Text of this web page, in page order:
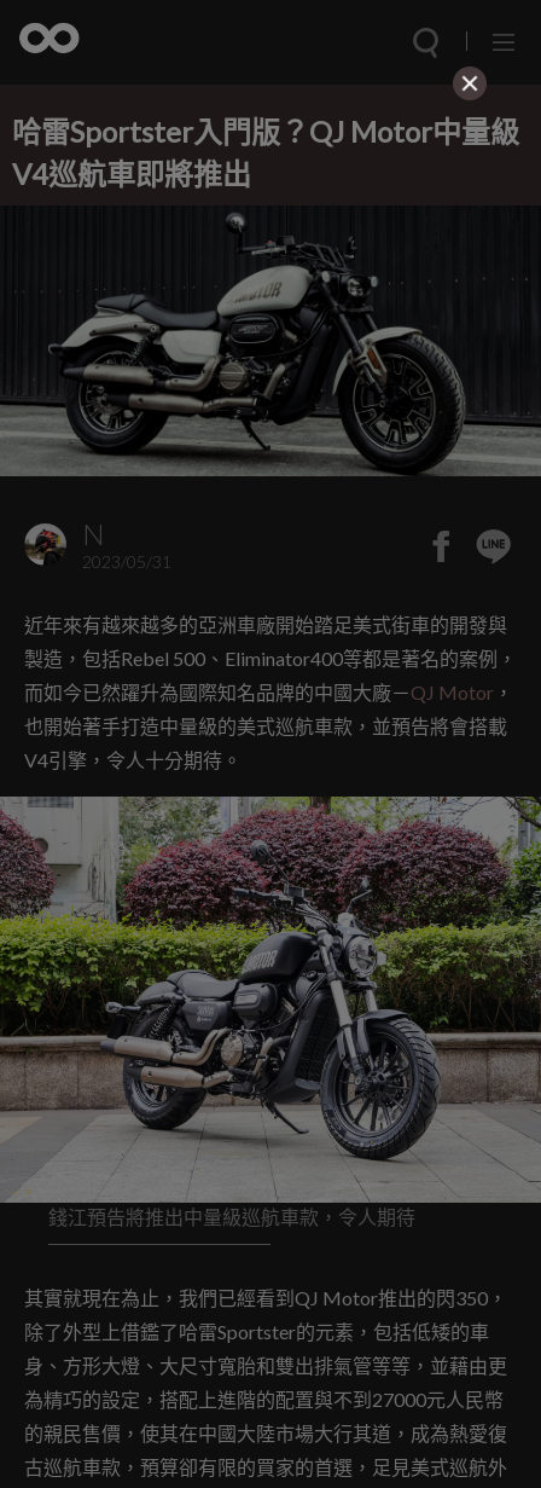
哈雷Sportster入門版？QJ Motor中量級
V4巡航車即將推出
N
2023/05/31
近年來有越來越多的亞洲車廠開始踏足美式街車的開發與
製造，包括Rebel 500、Eliminator400等都是著名的案例，
而如今已然躍升為國際知名品牌的中國大廠－QJ Motor ，
也開始著手打造中量級的美式巡航車款，並預告將會搭載
V4引擎，令人十分期待。
錢江預告將推出中量級巡航車款，令人期待
其實就現在為止，我們已經看到QJ Motor推出的閃350，
除了外型上借鑑了哈雷Sportster的元素，包括低矮的車
身、方形大燈、大尺寸寬胎和雙出排氣管等等，並藉由更
為精巧的設定，搭配上進階的配置與不到27000元人民幣
的親民售價，使其在中國大陸市場大行其道，成為熱愛復
古巡航車款，預算卻有限的買家的首選，足見美式巡航外